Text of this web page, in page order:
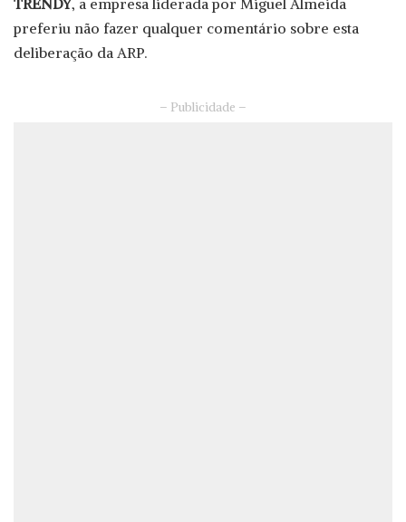
TRENDY, a empresa liderada por Miguel Almeida
preferiu não fazer qualquer comentário sobre esta
deliberação da ARP.
– Publicidade –